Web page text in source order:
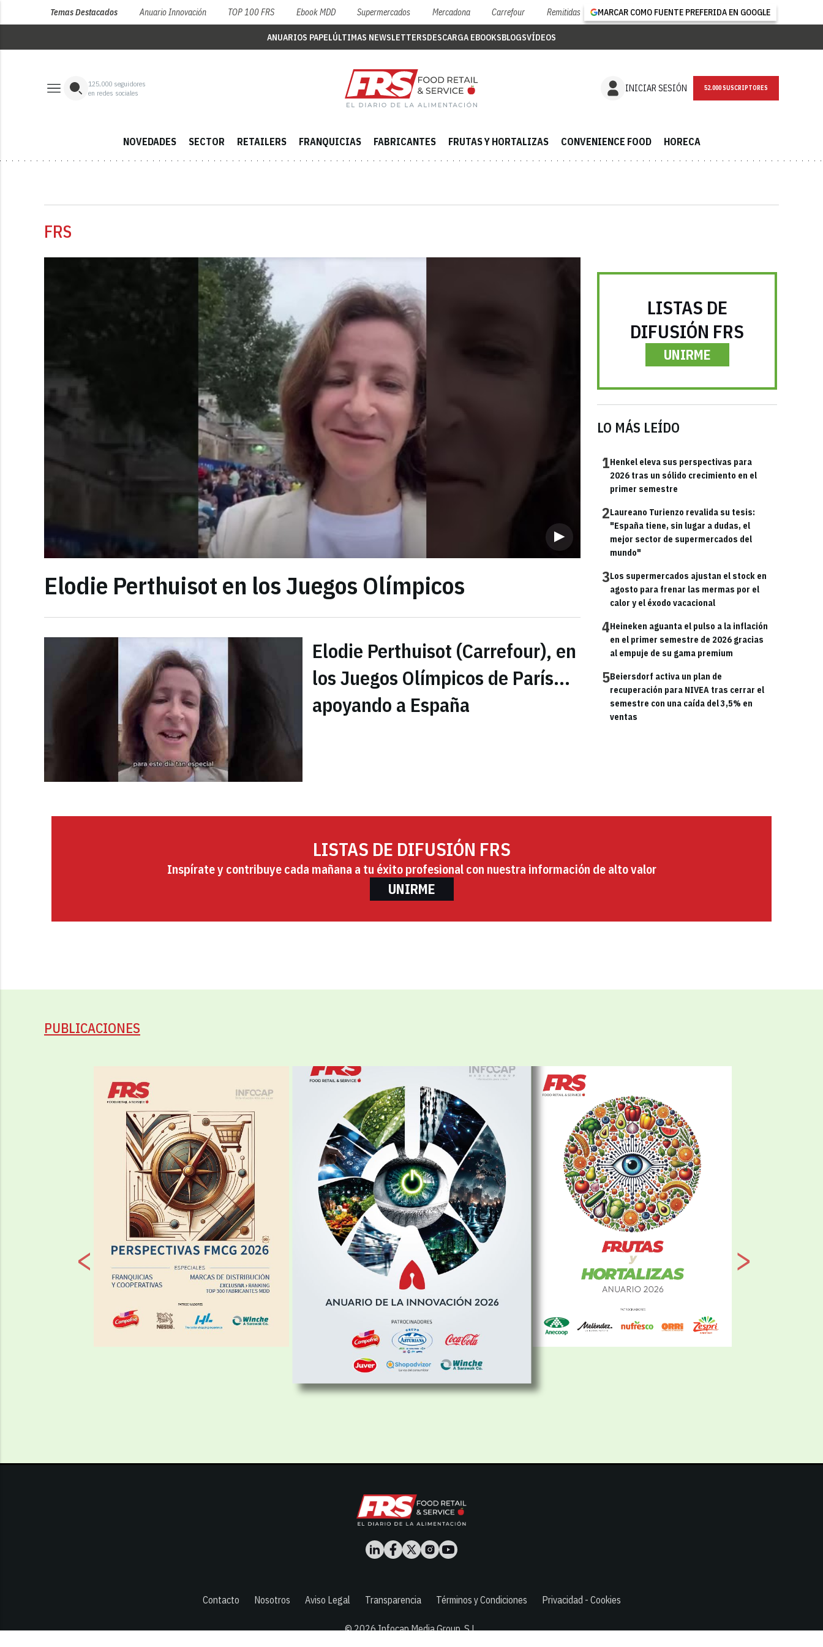
Temas Destacados Anuario Innovación TOP 100 FRS Ebook MDD Supermercados Mercadona Carrefour Remitidas MARCAR COMO FUENTE PREFERIDA EN GOOGLE
ANUARIOS PAPELÚLTIMAS NEWSLETTERSDESCARGA EBOOKSBLOGSVÍDEOS
125,000 seguidores
en redes sociales
INICIAR SESIÓN NEWSLETTER
NOVEDADES SECTOR RETAILERS FRANQUICIAS FABRICANTES FRUTAS Y HORTALIZAS CONVENIENCE FOOD HORECA
FRS
Elodie Perthuisot en los Juegos Olímpicos
Elodie Perthuisot (Carrefour), en
los Juegos Olímpicos de París...
apoyando a España
LISTAS DE
DIFUSIÓN FRS
UNIRME
LO MÁS LEÍDO
1Henkel eleva sus perspectivas para
2026 tras un sólido crecimiento en el
primer semestre
2Laureano Turienzo revalida su tesis:
"España tiene, sin lugar a dudas, el
mejor sector de supermercados del
mundo"
3Los supermercados ajustan el stock en
agosto para frenar las mermas por el
calor y el éxodo vacacional
4Heineken aguanta el pulso a la inflación
en el primer semestre de 2026 gracias
al empuje de su gama premium
5Beiersdorf activa un plan de
recuperación para NIVEA tras cerrar el
semestre con una caída del 3,5% en
ventas
LISTAS DE DIFUSIÓN FRS
Inspírate y contribuye cada mañana a tu éxito profesional con nuestra información de alto valor
UNIRME
PUBLICACIONES
Contacto Nosotros Aviso Legal Transparencia Términos y Condiciones Privacidad - Cookies
© 2026Infocap Media Group, S.L.